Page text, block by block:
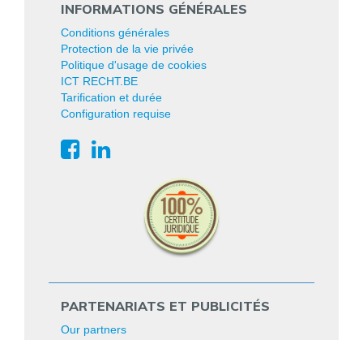
INFORMATIONS GÉNÉRALES
Conditions générales
Protection de la vie privée
Politique d'usage de cookies
ICT RECHT.BE
Tarification et durée
Configuration requise
PARTENARIATS ET PUBLICITÉS
Our partners